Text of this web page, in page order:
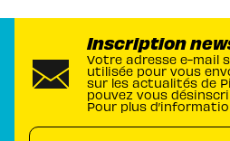
Inscription
Votre adresse e-mail
utilisée pour vous
sur les actualités de
pouvez vous
Pour plus